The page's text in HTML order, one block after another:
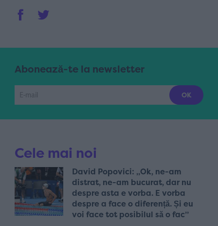
Abonează-te la newsletter
Cele mai noi
David Popovici: „Ok, ne-am
distrat, ne-am bucurat, dar nu
despre asta e vorba. E vorba
despre a face o diferență. Și eu
voi face tot posibilul să o fac”